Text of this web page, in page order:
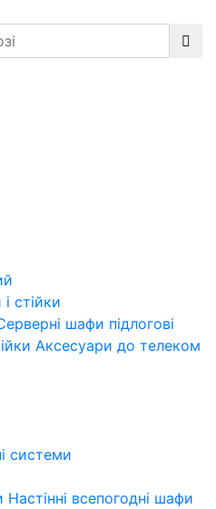
стійки
шафи підлогові
Аксесуари до телеком
системи
Настінні всепогодні шафи